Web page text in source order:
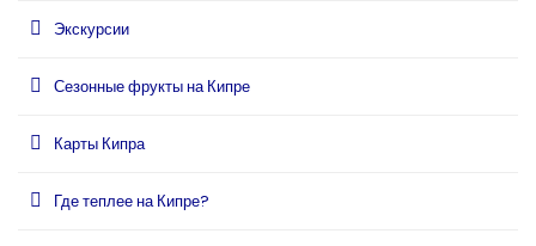
Экскурсии
Сезонные фрукты на Кипре
Карты Кипра
Где теплее на Кипре?